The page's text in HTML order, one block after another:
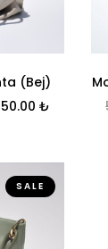
(Bej)
price was:
₺ Current
SALE